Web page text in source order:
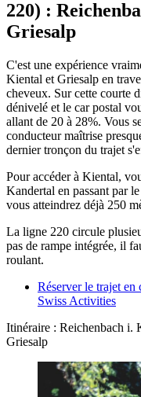
220) :
Griesalp
C'est une expérience
Kiental et Griesalp en
cheveux. Sur cette courte
dénivelé et le car postal
allant de 20 à 28%. Vous
conducteur maîtrise
dernier tronçon du trajet
Pour accéder à Kiental,
Kandertal en passant par
vous atteindrez déjà 250
La ligne 220 circule
pas de rampe intégrée, il
roulant.
Réserver le trajet en
Swiss Activities
Itinéraire : Reichenbach i.
Griesalp